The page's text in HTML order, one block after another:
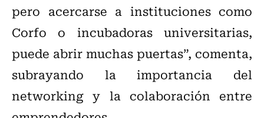
pero acercarse a instituciones como
Corfo o incubadoras universitarias,
puede abrir muchas puertas”, comenta,
subrayando la importancia del
networking y la colaboración entre